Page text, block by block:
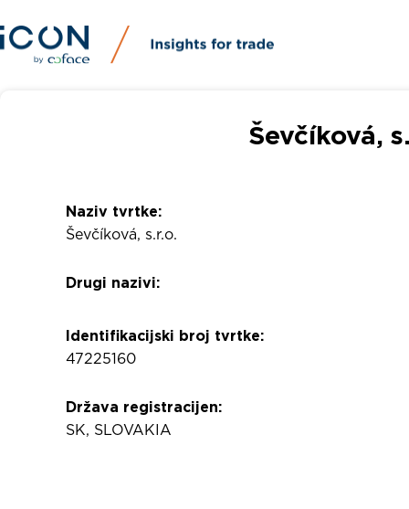
Ševčíková,
Naziv tvrtke:
Ševčíková, s.r.o.
Drugi nazivi:
Identifikacijski broj tvrtke:
47225160
Država registracijen:
SK, SLOVAKIA